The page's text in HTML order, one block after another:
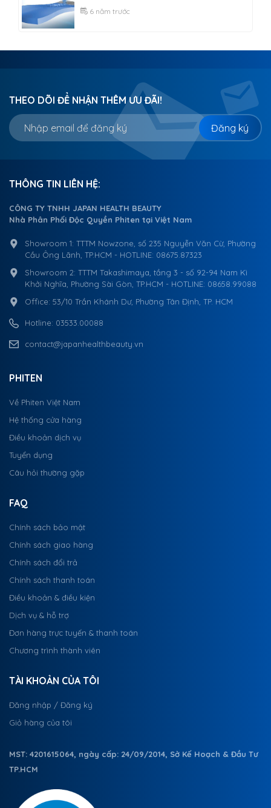
6 năm trước
THEO DÕI ĐỂ NHẬN THÊM ƯU ĐÃI!
Đăng ký
THÔNG TIN LIÊN HỆ:
CÔNG TY TNHH JAPAN HEALTH BEAUTY
Nhà Phân Phối Độc Quyền Phiten tại Việt Nam
Showroom 1: TTTM Nowzone, số 235 Nguyễn Văn Cừ, Phường
Cầu Ông Lãnh, TP.HCM - HOTLINE: 08675.87323
Showroom 2: TTTM Takashimaya, tầng 3 - số 92-94 Nam Kì
Khởi Nghĩa, Phường Sài Gòn, TP.HCM - HOTLINE: 08658.99088
Office: 53/10 Trần Khánh Dư, Phường Tân Định, TP. HCM
Hotline: 03533.00088
contact@japanhealthbeauty.vn
PHITEN
Về Phiten Việt Nam
Hệ thống cửa hàng
Điều khoản dịch vụ
Tuyển dụng
Câu hỏi thường gặp
FAQ
Chính sách bảo mật
Chính sách giao hàng
Chính sách đổi trả
Chính sách thanh toán
Điều khoản & điều kiện
Dịch vụ & hỗ trợ
Đơn hàng trực tuyến & thanh toán
Chương trình thành viên
TÀI KHOẢN CỦA TÔI
Đăng nhập / Đăng ký
Giỏ hàng của tôi
MST: 4201615064, ngày cấp: 24/09/2014, Sở Kế Hoạch & Đầu Tư
TP.HCM